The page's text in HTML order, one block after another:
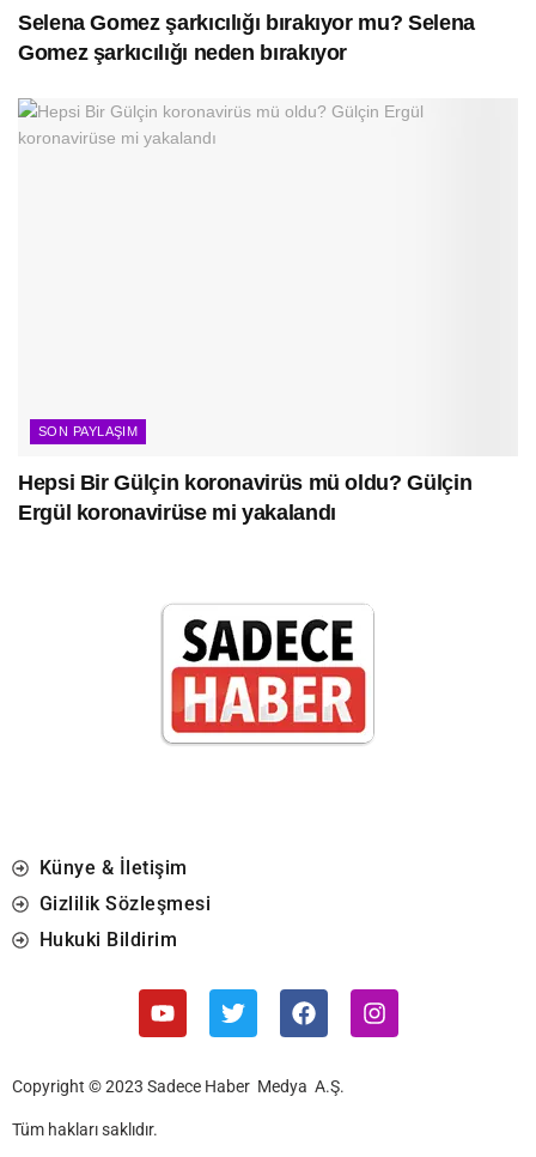
Selena Gomez şarkıcılığı bırakıyor mu? Selena
Gomez şarkıcılığı neden bırakıyor
SON PAYLAŞIM
Hepsi Bir Gülçin koronavirüs mü oldu? Gülçin
Ergül koronavirüse mi yakalandı
Künye & İletişim
Gizlilik Sözleşmesi
Hukuki Bildirim
Copyright © 2023 Sadece Haber Medya A.Ş.
Tüm hakları saklıdır.